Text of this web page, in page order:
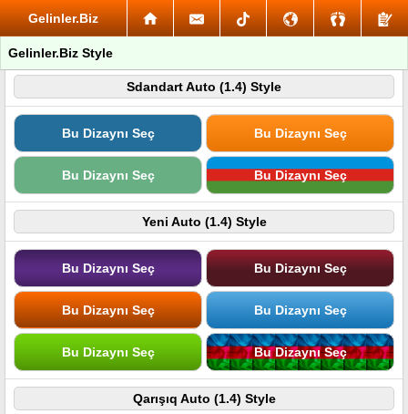
Gelinler.Biz
Gelinler.Biz Style
Sdandart Auto (1.4) Style
Bu Dizaynı Seç Bu Dizaynı Seç
Bu Dizaynı Seç Bu Dizaynı Seç
Yeni Auto (1.4) Style
Bu Dizaynı Seç Bu Dizaynı Seç
Bu Dizaynı Seç Bu Dizaynı Seç
Bu Dizaynı Seç Bu Dizaynı Seç
Qarışıq Auto (1.4) Style